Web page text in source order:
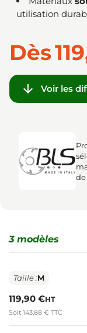
utilisation
Dès
 Voir les
3 modèles
Taille :M
119,90 €HT
Soit 143,88 € TTC